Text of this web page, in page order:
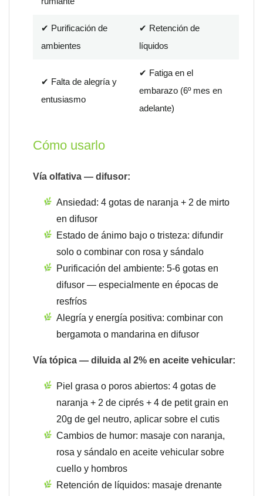
✔ Purificación de
ambientes
✔ Retención de
líquidos
✔ Falta de alegría y
entusiasmo
✔ Fatiga en el
embarazo (6º mes en
adelante)
Cómo usarlo
Vía olfativa — difusor:
Ansiedad: 4 gotas de naranja + 2 de mirto
en difusor
Estado de ánimo bajo o tristeza: difundir
solo o combinar con rosa y sándalo
Purificación del ambiente: 5-6 gotas en
difusor — especialmente en épocas de
resfríos
Alegría y energía positiva: combinar con
bergamota o mandarina en difusor
Vía tópica — diluida al 2% en aceite vehicular:
Piel grasa o poros abiertos: 4 gotas de
naranja + 2 de ciprés + 4 de petit grain en
20g de gel neutro, aplicar sobre el cutis
Cambios de humor: masaje con naranja,
rosa y sándalo en aceite vehicular sobre
cuello y hombros
Retención de líquidos: masaje drenante